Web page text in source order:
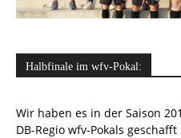
Halbfinale im wfv-Pokal:
Wir haben es in der Saison
DB-Regio wfv-Pokals